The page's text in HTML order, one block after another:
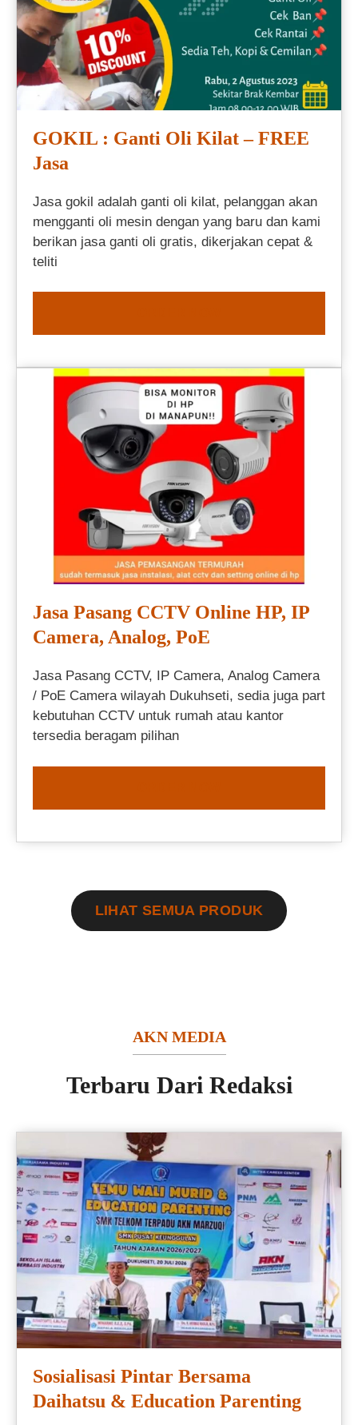
GOKIL : Ganti Oli Kilat – FREE
Jasa
Jasa gokil adalah ganti oli kilat, pelanggan akan
mengganti oli mesin dengan yang baru dan kami
berikan jasa ganti oli gratis, dikerjakan cepat &
teliti
Jasa Pasang CCTV Online HP, IP
Camera, Analog, PoE
Jasa Pasang CCTV, IP Camera, Analog Camera
/ PoE Camera wilayah Dukuhseti, sedia juga part
kebutuhan CCTV untuk rumah atau kantor
tersedia beragam pilihan
LIHAT SEMUA PRODUK
AKN MEDIA
Terbaru Dari Redaksi
Sosialisasi Pintar Bersama
Daihatsu & Education Parenting